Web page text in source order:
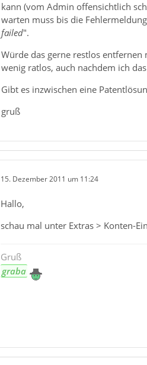
kann (vom Admin offensichtlich
warten muss bis die
failed".
Würde das gerne restlos
wenig ratlos, auch nachdem ich
Gibt es inzwischen eine
gruß
15. Dezember 2011 um 11:24
Hallo,
schau mal unter Extras > Konten-
Gruß
graba